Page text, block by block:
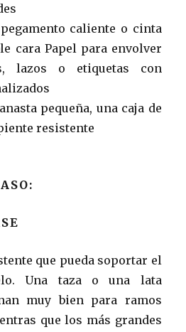
caliente o cinta
cara Papel para envolver
lazos o etiquetas con
pequeña, una caja de
resistente
que pueda soportar el
Una taza o una lata
muy bien para ramos
que los más grandes